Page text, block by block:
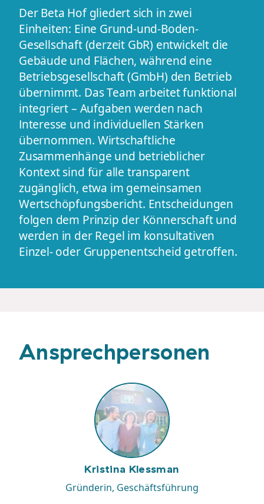
Der Beta Hof gliedert sich in zwei
Einheiten: Eine Grund-und-Boden-
Gesellschaft (derzeit GbR) entwickelt die
Gebäude und Flächen, während eine
Betriebsgesellschaft (GmbH) den Betrieb
übernimmt. Das Team arbeitet funktional
integriert – Aufgaben werden nach
Interesse und individuellen Stärken
übernommen. Wirtschaftliche
Zusammenhänge und betrieblicher
Kontext sind für alle transparent
zugänglich, etwa im gemeinsamen
Wertschöpfungsbericht. Entscheidungen
folgen dem Prinzip der Könnerschaft und
werden in der Regel im konsultativen
Einzel- oder Gruppenentscheid getroffen.
Ansprechpersonen
Kristina Klessman
Gründerin, Geschäftsführung